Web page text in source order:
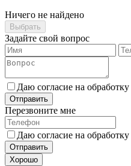
Ничего не найдено
Выбрать
Задайте свой вопрос
Даю согласие на обработку
Отправить
Перезвоните мне
Даю согласие на обработку
Отправить
Хорошо